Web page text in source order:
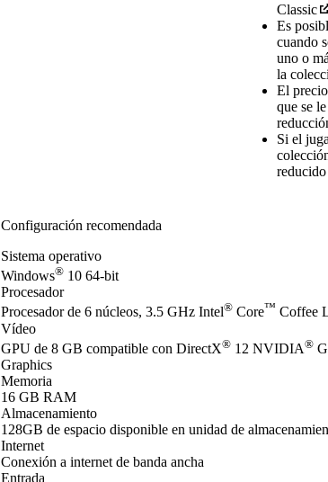
Classic
Es
cuando
uno o
la
El
que se
Si el
reducido
Configuración recomendada
Sistema operativo
Windows® 10 64-bit
Procesador
Procesador de 6 núcleos, 3.5 GHz Intel® Core™ Coffee
Vídeo
GPU de 8 GB compatible con DirectX® 12 NVIDIA®
Graphics
Memoria
16 GB RAM
Almacenamiento
128GB de espacio disponible en unidad de
Internet
Conexión a internet de banda ancha
Entrada